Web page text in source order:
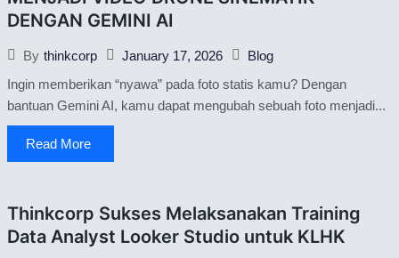
DENGAN GEMINI AI
By thinkcorp January 17, 2026
Blog
Ingin memberikan “nyawa” pada foto statis kamu? Dengan
bantuan Gemini AI, kamu dapat mengubah sebuah foto menjadi...
Read More
Thinkcorp Sukses Melaksanakan Training
Data Analyst Looker Studio untuk KLHK